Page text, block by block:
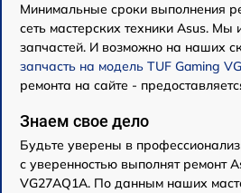
Минимальные сроки выполнения
сеть мастерских техники Asus. Мы
запчастей. И возможно на наших
запчасть на модель TUF Gaming
ремонта на сайте -
Знаем свое дело
Будьте уверены в
с уверенностью выполнят ремонт
VG27AQ1A. По данным наших